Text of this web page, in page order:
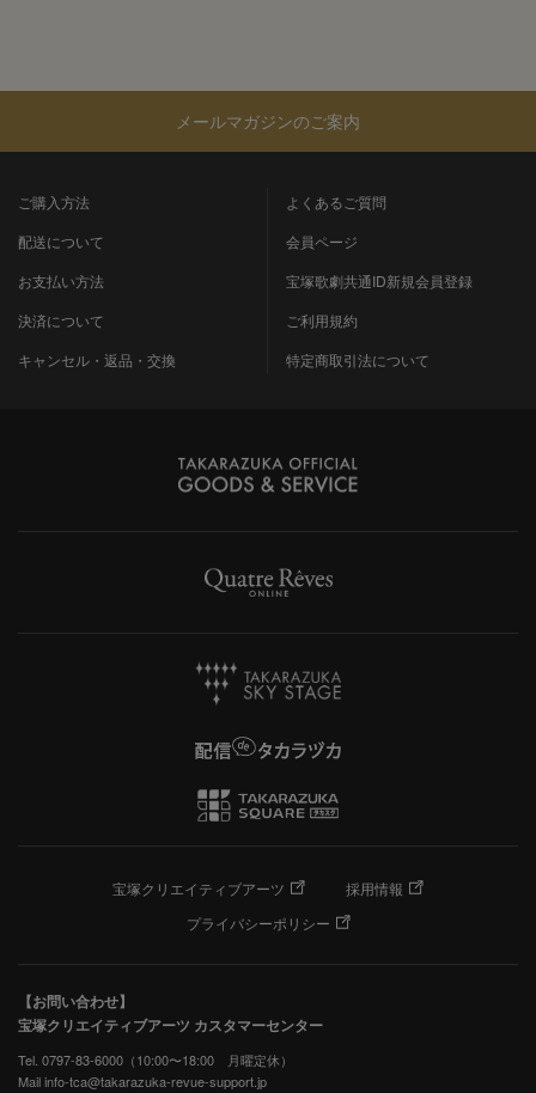
メールマガジンのご案内
ご購入方法
配送について
お支払い方法
決済について
キャンセル・返品・交換
よくあるご質問
会員ページ
宝塚歌劇共通ID新規会員登録
ご利用規約
特定商取引法について
宝塚クリエイティブアーツ
採用情報
プライバシーポリシー
【お問い合わせ】
宝塚クリエイティブアーツ カスタマーセンター
Tel. 0797-83-6000（10:00〜18:00 月曜定休）
Mail info-tca@takarazuka-revue-support.jp